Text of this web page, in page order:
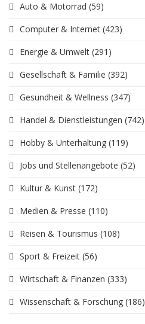
Auto & Motorrad (59)
Computer & Internet (423)
Energie & Umwelt (291)
Gesellschaft & Familie (392)
Gesundheit & Wellness (347)
Handel & Dienstleistungen (742)
Hobby & Unterhaltung (119)
Jobs und Stellenangebote (52)
Kultur & Kunst (172)
Medien & Presse (110)
Reisen & Tourismus (108)
Sport & Freizeit (56)
Wirtschaft & Finanzen (333)
Wissenschaft & Forschung (186)